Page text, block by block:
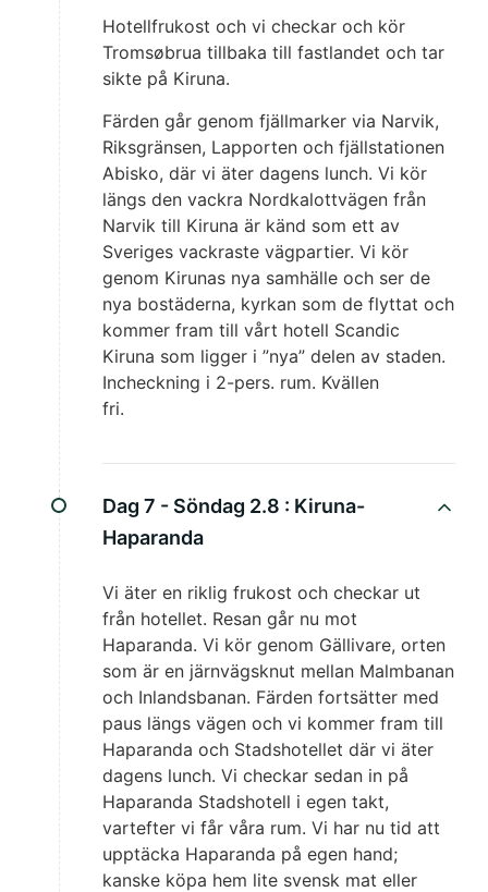
Hotellfrukost och vi checkar och kör
Tromsøbrua tillbaka till fastlandet och tar
sikte på Kiruna.
Färden går genom fjällmarker via Narvik,
Riksgränsen, Lapporten och fjällstationen
Abisko, där vi äter dagens lunch. Vi kör
längs den vackra Nordkalottvägen från
Narvik till Kiruna är känd som ett av
Sveriges vackraste vägpartier. Vi kör
genom Kirunas nya samhälle och ser de
nya bostäderna, kyrkan som de flyttat och
kommer fram till vårt hotell Scandic
Kiruna som ligger i ”nya” delen av staden.
Incheckning i 2-pers. rum. Kvällen
fri.
Dag 7 - Söndag 2.8 : Kiruna-
Haparanda
Vi äter en riklig frukost och checkar ut
från hotellet. Resan går nu mot
Haparanda. Vi kör genom Gällivare, orten
som är en järnvägsknut mellan Malmbanan
och Inlandsbanan. Färden fortsätter med
paus längs vägen och vi kommer fram till
Haparanda och Stadshotellet där vi äter
dagens lunch. Vi checkar sedan in på
Haparanda Stadshotell i egen takt,
vartefter vi får våra rum. Vi har nu tid att
upptäcka Haparanda på egen hand;
kanske köpa hem lite svensk mat eller